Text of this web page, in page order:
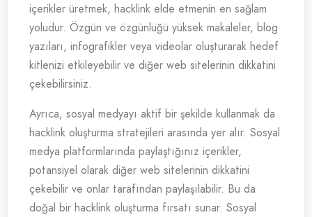
içerikler üretmek, hacklink elde etmenin en sağlam
yoludur. Özgün ve özgünlüğü yüksek makaleler, blog
yazıları, infografikler veya videolar oluşturarak hedef
kitlenizi etkileyebilir ve diğer web sitelerinin dikkatini
çekebilirsiniz.
Ayrıca, sosyal medyayı aktif bir şekilde kullanmak da
hacklink oluşturma stratejileri arasında yer alır. Sosyal
medya platformlarında paylaştığınız içerikler,
potansiyel olarak diğer web sitelerinin dikkatini
çekebilir ve onlar tarafından paylaşılabilir. Bu da
doğal bir hacklink oluşturma fırsatı sunar. Sosyal